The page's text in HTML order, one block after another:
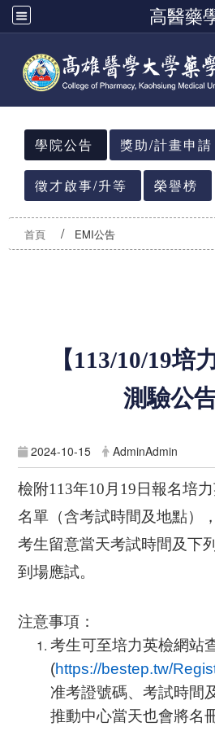
高醫藥
:::
學院公告
獎助/計畫申請
徵才啟事/升等 榮譽榜
首頁 EMI公告
【113/10/19培
測驗公告
2024-10-15 AdminAdmin
檢附113年10 月 19 日報名培
名單（含考試時間及地點）
考生留意當天考試時間及下
到場應試。
注意事項：
考生可至培力英檢網站
(https://bestep.tw/
准考證號碼、考試時間
推動中心當天也會將名